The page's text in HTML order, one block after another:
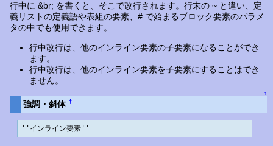
行中に &br; を書くと、そこで改行されます。行末の ~ と違い、定
義リストの定義語や表組の要素、# で始まるブロック要素のパラメ
タの中でも使用できます。
行中改行は、他のインライン要素の子要素になることができ
ます。
行中改行は、他のインライン要素を子要素にすることはでき
ません。
↑
強調・斜体 †
''インライン要素''